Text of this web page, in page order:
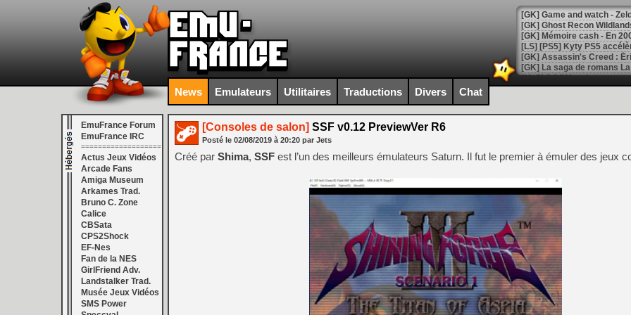
[Mo5] DOOM arrive en
[GK] Bethesda fête les 30
[GK] Roblox : l'action en
[GK] Agenda - GeForce
[GK] Devolver Digital en a
[LS] [PS5] ps5-y2jb-
[GK] Pourquoi Marvel
[GK] Test : Restory : Chill
[GK] GTA 6 : Rockstar
[GK] Hot Wheels Infinite
[GK] Mémoire cash -
[GK] Résultats Nintendo :
[GK] Déjà des
[Mo5] Brickboy cherche à
[GK] Minecraft et ses «
News Emulateurs Utilitaires Traductions Divers Chat
EmuFrance Forum
EmuFrance IRC
===================
Actus Jeux Vidéos
Arcade Fans
Amiga Museum
Arkames Trad.
Bruno C. Zone
Calice
CBSata
CPS2Shock
EF-Nes
Fan de la NES
GirlFriend Adv.
Landstalker Trad.
Musée Jeux Vidéos
SMS Power
[Consoles de salon] SSF v0.12 PreviewVer R6
Posté le 02/08/2019 à 20:20 par Jets
Créé par Shima, SSF est l’un des meilleurs émulateurs Saturn. Il fut le premier à émuler des jeux